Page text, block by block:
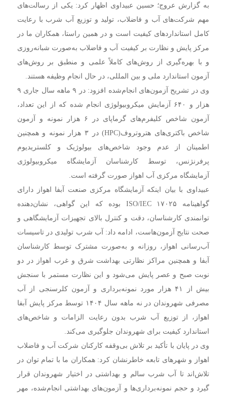
به گزارش عروج؛ حسین عبیداوی اظهار کرد: یکی از رسالت‌های
مهم شرکت‌های آب و فاضلاب، تولید و توزیع آب شرب با رعایت
کامل استانداردهای کیفیت است و در همین راستا، همکاران ما در
مرکز پایش و نظارت بر کیفیت آب و فاضلاب به‌صورت شبانه‌روزی
و با بهره‌گیری از روش‌های کاملاً علمی و منطبق بر روش‌های
آزمون استاندارد ملی و بین المللی، در حال انجام وظیفه هستند.
وی در تشریح آزمون‌های انجام‌شده افزود: در ۹ ماهه سال جاری ۹
هزار و ۶۴۰ آزمایش میکروبیولوژی انجام شده که از این تعداد،
آزمون شاخص کلیفرم‌های گرماپای در ۶ هزار نمونه و آزمون
شاخص باکتری‌های هتروتروف(HPC) در ۳ هزار نمونه و همچنین
اطمینان از عدم وجود شاخص‌های بیولوژیک و کلستریدیوم
پرفرنژنس، توسط کارشناسان آزمایشگاه میکروبیولوژی
آزمایشگاه مرکزی آب اهواز صورت گرفته است.
عبیداوی با بیان اینکه آزمایشگاه مرکزی صنعت آبفا اهواز دارای
گواهینامه ISO/IEC ۱۷۰۲۵ بوده که این گواهی، نشان‌دهنده
توانمندی کارشناسان، دقت و کنترل بالای تجهیزات آزمایشگاهی و
صحت نتایج آزمون‌هاست، ادامه داد: آب شرب تولیدی در تاسیسات
آب‌رسانی اهواز، روزانه و به‌صورت مشترک توسط کارشناسان
آبفا و همچنین مراکز نظارتی بهداشت شرق و غرب اهواز در دو
نوبت صبح و عصر پایش می‌شود و این نظارت مستمر با سنجش
بیش ‌از ۴۱ هزار مورد نمونه‌برداری و آزمون کلرسنجی از آب
مصرفی شهروندان در نه ماهه سال ۱۴۰۴ توسط مرکز پایش آبفا
اهواز، از توزیع آب شرب بدون رعایت الزامات و شاخص‌های
استاندارد کیفیت برای شهروندان جلوگیری می‌کند.
وی در پایان با تأکید بر تلاش بی‌وقفه کارکنان شرکت آب و فاضلاب
اهواز و شهرهای تابعه خاطرنشان کرد: همکاران ما با تمام توان در
تلاش‌اند تا آب شرب سالم و بهداشتی در اختیار شهروندان قرار
گیرد و حجم نمونه‌برداری‌ها و آزمون‌های بهداشتی انجام‌شده، مهر